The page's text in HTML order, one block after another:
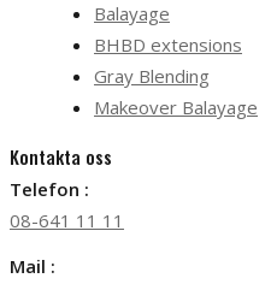
Balayage
BHBD extensions
Gray Blending
Makeover Balayage
Kontakta oss
Telefon :
08-641 11 11
Mail :